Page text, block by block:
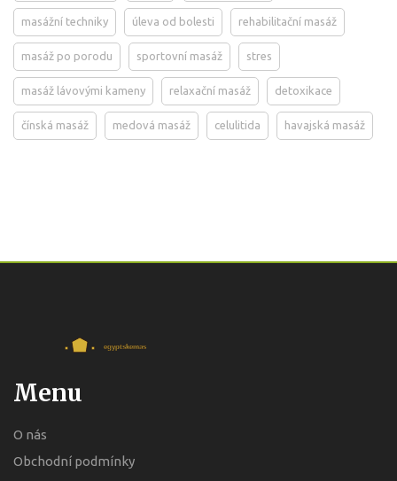
masážní techniky úleva od bolesti rehabilitační masáž
masáž po porodu sportovní masáž stres
masáž lávovými kameny relaxační masáž detoxikace
čínská masáž medová masáž celulitida havajská masáž
Menu
O nás
Obchodní podmínky